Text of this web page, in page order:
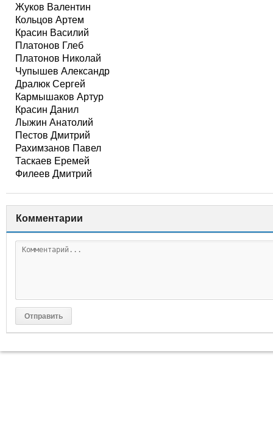
Жуков Валентин
Кольцов Артем
Красин Василий
Платонов Глеб
Платонов Николай
Чупышев Александр
Дралюк Сергей
Кармышаков Артур
Красин Данил
Лыжин Анатолий
Пестов Дмитрий
Рахимзанов Павел
Таскаев Еремей
Филеев Дмитрий
Комментарии